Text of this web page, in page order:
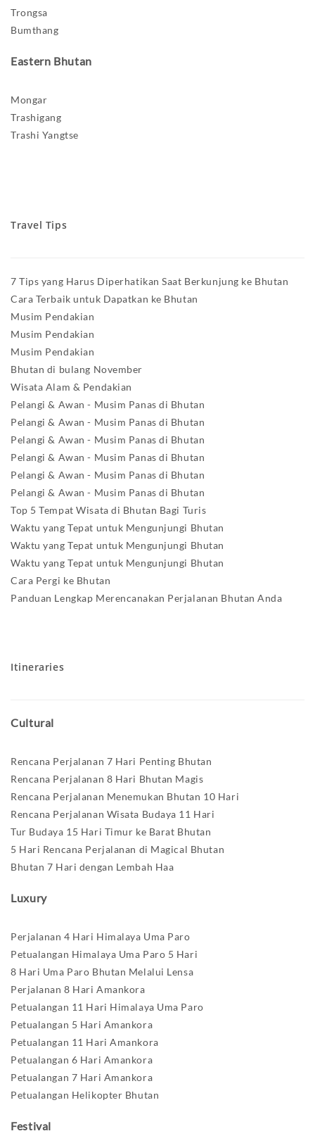
Trongsa
Bumthang
Eastern Bhutan
Mongar
Trashigang
Trashi Yangtse
Travel Tips
7 Tips yang Harus Diperhatikan Saat Berkunjung ke Bhutan
Cara Terbaik untuk Dapatkan ke Bhutan
Musim Pendakian
Musim Pendakian
Musim Pendakian
Bhutan di bulang November
Wisata Alam & Pendakian
Pelangi & Awan - Musim Panas di Bhutan
Pelangi & Awan - Musim Panas di Bhutan
Pelangi & Awan - Musim Panas di Bhutan
Pelangi & Awan - Musim Panas di Bhutan
Pelangi & Awan - Musim Panas di Bhutan
Pelangi & Awan - Musim Panas di Bhutan
Top 5 Tempat Wisata di Bhutan Bagi Turis
Waktu yang Tepat untuk Mengunjungi Bhutan
Waktu yang Tepat untuk Mengunjungi Bhutan
Waktu yang Tepat untuk Mengunjungi Bhutan
Cara Pergi ke Bhutan
Panduan Lengkap Merencanakan Perjalanan Bhutan Anda
Itineraries
Cultural
Rencana Perjalanan 7 Hari Penting Bhutan
Rencana Perjalanan 8 Hari Bhutan Magis
Rencana Perjalanan Menemukan Bhutan 10 Hari
Rencana Perjalanan Wisata Budaya 11 Hari
Tur Budaya 15 Hari Timur ke Barat Bhutan
5 Hari Rencana Perjalanan di Magical Bhutan
Bhutan 7 Hari dengan Lembah Haa
Luxury
Perjalanan 4 Hari Himalaya Uma Paro
Petualangan Himalaya Uma Paro 5 Hari
8 Hari Uma Paro Bhutan Melalui Lensa
Perjalanan 8 Hari Amankora
Petualangan 11 Hari Himalaya Uma Paro
Petualangan 5 Hari Amankora
Petualangan 11 Hari Amankora
Petualangan 6 Hari Amankora
Petualangan 7 Hari Amankora
Petualangan Helikopter Bhutan
Festival